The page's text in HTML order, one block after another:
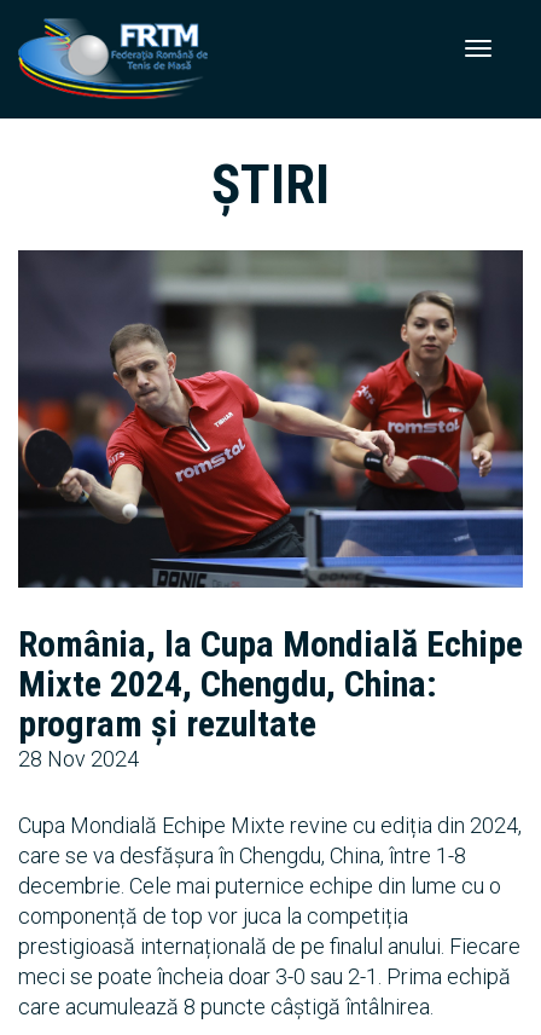
ȘTIRI
România, la Cupa Mondială Echipe
Mixte 2024, Chengdu, China:
program și rezultate
28 Nov 2024
Cupa Mondială Echipe Mixte revine cu ediția din 2024,
care se va desfășura în Chengdu, China, între 1-8
decembrie. Cele mai puternice echipe din lume cu o
componență de top vor juca la competiția
prestigioasă internațională de pe finalul anului. Fiecare
meci se poate încheia doar 3-0 sau 2-1. Prima echipă
care acumulează 8 puncte câștigă întâlnirea.